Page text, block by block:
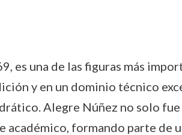
es una de las figuras más
y en un dominio técnico
Alegre Núñez no solo fue
formando parte de